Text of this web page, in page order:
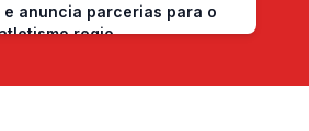
e anuncia parcerias para o
regio…